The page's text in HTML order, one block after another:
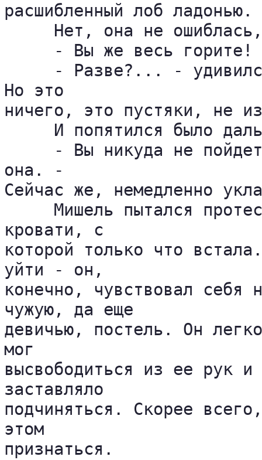
расшибленный лоб ладонью.
Нет, она не
- Вы же весь горите!
- Разве?... -
Но это
ничего, это пустяки, не
И попятился было
- Вы никуда не
она. -
Сейчас же, немедленно
Мишель пытался
кровати, с
которой только что
уйти - он,
конечно, чувствовал себя
чужую, да еще
девичью, постель. Он
мог
высвободиться из ее рук
заставляло
подчиняться. Скорее
этом
признаться.